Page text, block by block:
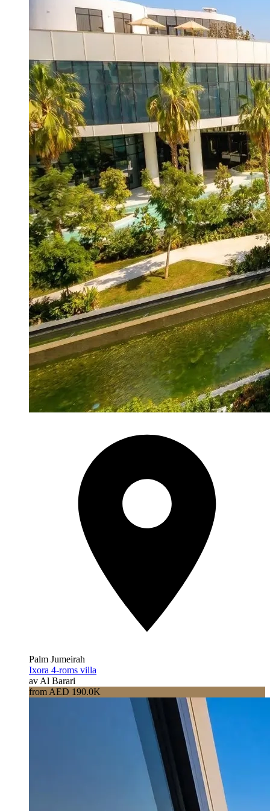
Palm Jumeirah
Ixora 4-roms villa
av Al Barari
from AED 190.0K